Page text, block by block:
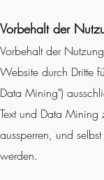
Vorbehalt der
Vorbehalt der
Website durch Dritte
Data Mining")
Text und Data
aussperren, und
werden.